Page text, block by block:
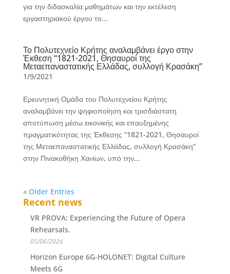
για την διδασκαλία μαθημάτων και την εκτέλεση
εργαστηριακού έργου το...
Το Πολυτεχνείο Κρήτης αναλαμβάνει έργο στην
Έκθεση “1821-2021, Θησαυροί της
Μεταεπαναστατικής Ελλάδας, συλλογή Κρασάκη”
1/9/2021
Ερευνητική Ομάδα του Πολυτεχνείου Κρήτης
αναλαμβάνει την ψηφιοποίηση και τρισδιάστατη
αποτύπωση μέσω εικονικής και επαυξημένης
πραγματικότητας της Έκθεσης “1821-2021, Θησαυροί
της Μεταεπαναστατικής Ελλάδας, συλλογή Κρασάκη”
στην Πινακοθήκη Χανίων, υπό την...
« Older Entries
Recent news
VR PROVA: Experiencing the Future of Opera
Rehearsals.
05/06/2026
Horizon Europe 6G-HOLONET: Digital Culture
Meets 6G